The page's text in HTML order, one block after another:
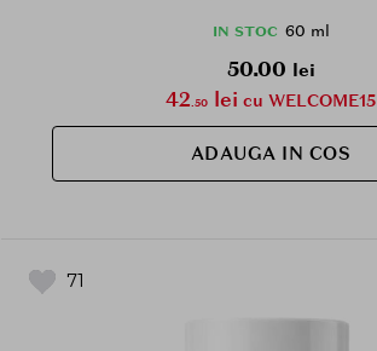
IN STOC 60 ml
50.00 lei
42.50 lei cu WELCOME15
ADAUGA IN COS
71